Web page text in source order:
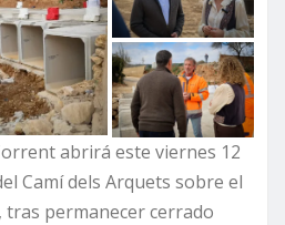
abrirá este viernes 12
Camí dels Arquets sobre el
tras permanecer cerrado